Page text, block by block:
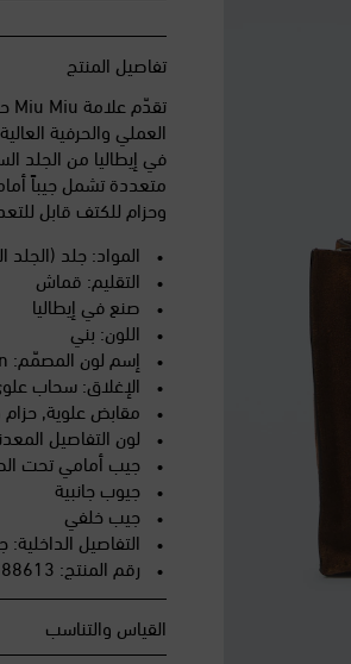
تفاصيل المنتج
العملي والحرفية
في إيطاليا من الجلد
متعددة تشمل جيباً
وحزام للكتف قابل
المواد: جلد
التقليم: قماش
صنع في إيطاليا
اللون: بني
إسم لون المصمّم: James Brown
الإغلاق: سحاب
مقابض علوية,
لون التفاصيل
جيب أمامي تحت
جيوب جانبية
جيب خلفي
التفاصيل
رقم المنتج: P01188613
القياس والتناسب